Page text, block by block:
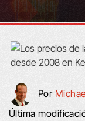
Por
Última